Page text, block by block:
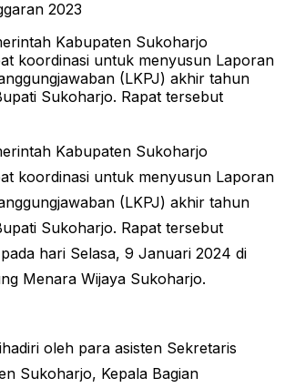
Kabupaten Sukoharjo
koordinasi untuk menyusun Laporan
(LKPJ) akhir tahun
Sukoharjo. Rapat tersebut
Kabupaten Sukoharjo
koordinasi untuk menyusun Laporan
(LKPJ) akhir tahun
Sukoharjo. Rapat tersebut
hari Selasa, 9 Januari 2024 di
Menara Wijaya Sukoharjo.
oleh para asisten Sekretaris
Sukoharjo, Kepala Bagian